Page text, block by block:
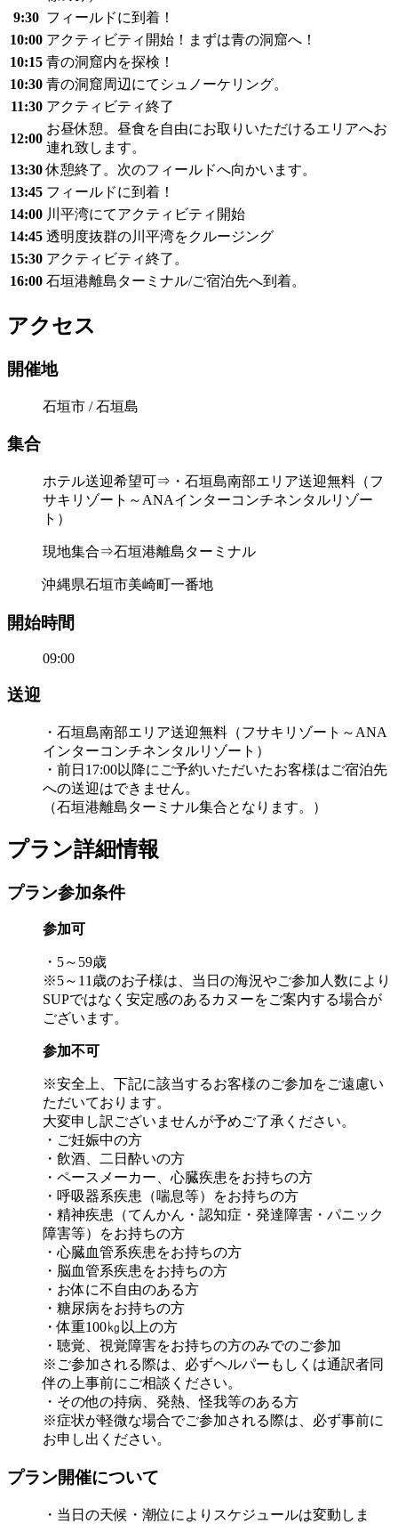
9:30 フィールドに到着！
10:00 アクティビティ開始！まずは青の洞窟へ！
10:15 青の洞窟内を探検！
10:30 青の洞窟周辺にてシュノーケリング。
11:30 アクティビティ終了
12:00
お昼休憩。昼食を自由にお取りいただけるエリアへお
連れ致します。
13:30 休憩終了。次のフィールドへ向かいます。
13:45 フィールドに到着！
14:00 川平湾にてアクティビティ開始
14:45 透明度抜群の川平湾をクルージング
15:30 アクティビティ終了。
16:00 石垣港離島ターミナル/ご宿泊先へ到着。
アクセス
開催地
石垣市 / 石垣島
集合
ホテル送迎希望可⇒・石垣島南部エリア送迎無料（フ
サキリゾート～ANAインターコンチネンタルリゾー
ト）
現地集合⇒石垣港離島ターミナル
沖縄県石垣市美崎町一番地
開始時間
09:00
送迎
・石垣島南部エリア送迎無料（フサキリゾート～ANA
インターコンチネンタルリゾート）
・前日17:00以降にご予約いただいたお客様はご宿泊先
への送迎はできません。
（石垣港離島ターミナル集合となります。）
プラン詳細情報
プラン参加条件
参加可
・5～59歳
※5～11歳のお子様は、当日の海況やご参加人数により
SUPではなく安定感のあるカヌーをご案内する場合が
ございます。
参加不可
※安全上、下記に該当するお客様のご参加をご遠慮い
ただいております。
大変申し訳ございませんが予めご了承ください。
・ご妊娠中の方
・飲酒、二日酔いの方
・ペースメーカー、心臓疾患をお持ちの方
・呼吸器系疾患（喘息等）をお持ちの方
・精神疾患（てんかん・認知症・発達障害・パニック
障害等）をお持ちの方
・心臓血管系疾患をお持ちの方
・脳血管系疾患をお持ちの方
・お体に不自由のある方
・糖尿病をお持ちの方
・体重100㎏以上の方
・聴覚、視覚障害をお持ちの方のみでのご参加
※ご参加される際は、必ずヘルパーもしくは通訳者同
伴の上事前にご相談ください。
・その他の持病、発熱、怪我等のある方
※症状が軽微な場合でご参加される際は、必ず事前に
お申し出ください。
プラン開催について
・当日の天候・潮位によりスケジュールは変動しま